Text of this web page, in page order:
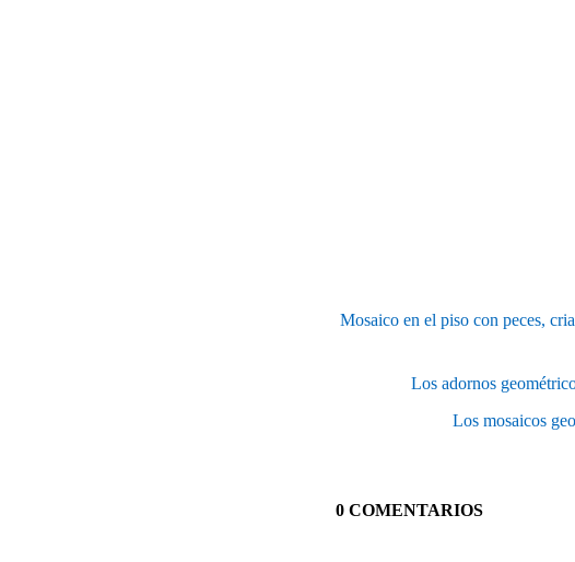
Mosaico en el piso con peces,
Los adornos
Los mosaicos
0 COMENTARIOS